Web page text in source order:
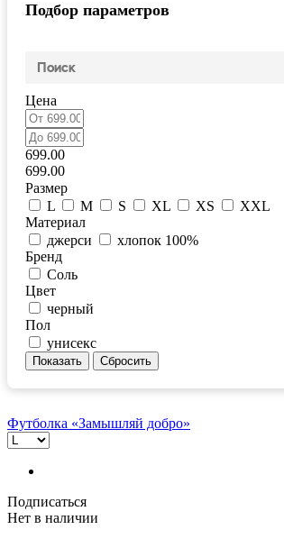
Подбор параметров
Цена
699.00
699.00
Размер
L
M S XL XS
XXL
Материал
джерси
хлопок 100%
Бренд
Соль
Цвет
черный
Пол
унисекс
Футболка «Замышляй добро»
Подписаться
Нет в наличии